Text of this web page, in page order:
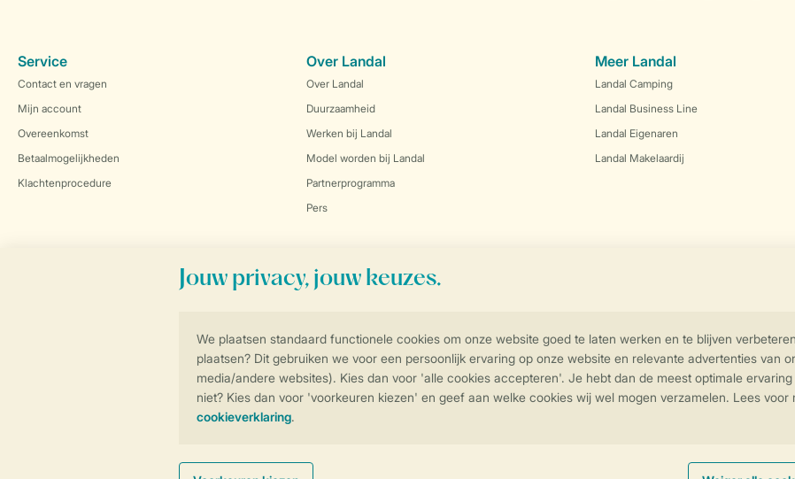
Controle over jouw gegevens & privacy
Service
Contact en vragen
Mijn account
Overeenkomst
Betaalmogelijkheden
Klachtenprocedure
Over Landal
Over Landal
Duurzaamheid
Werken bij Landal
Model worden bij Landal
Partnerprogramma
Pers
Meer Landal
Landal Camping
Landal Business Line
Landal Eigenaren
Landal Makelaardij
Algemene Voorwaarden Disclaimer Toegankelijkheid